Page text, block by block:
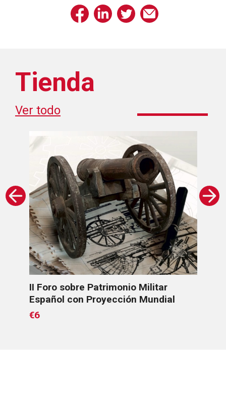
Tienda
Ver todo
II Foro sobre Patrimonio Militar
Español con Proyección Mundial
€6